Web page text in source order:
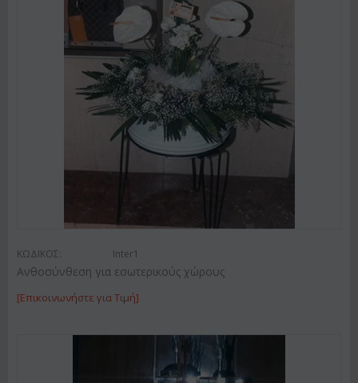
ΚΩΔΙΚΟΣ: Inter1
Ανθοσύνθεση για εσωτερικούς χώρους
[Επικοινωνήστε για Τιμή]